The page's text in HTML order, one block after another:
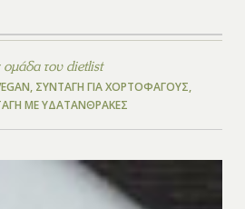
ομάδα του dietlist
, ΣΥΝΤΑΓΉ ΓΙΑ ΧΟΡΤΟΦΆΓΟΥΣ,
ΜΕ ΥΔΑΤΆΝΘΡΑΚΕΣ